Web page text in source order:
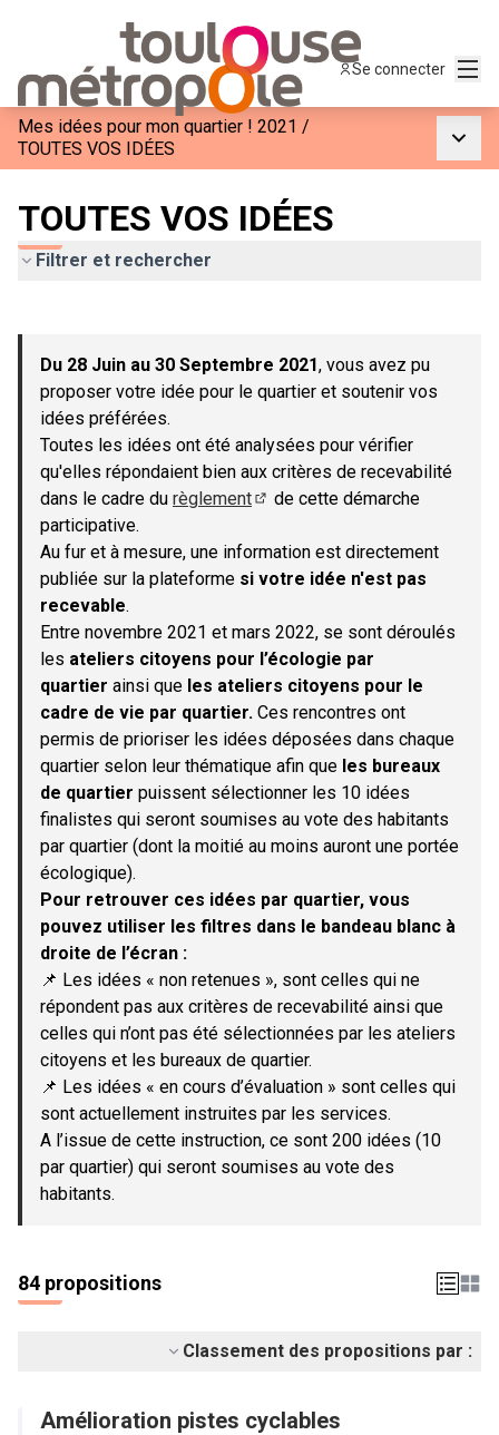
Se connecter
Mes idées pour mon quartier ! 2021 /
TOUTES VOS IDÉES
TOUTES VOS IDÉES
Filtrer et rechercher
−
Du 28 Juin au 30 Septembre 2021, vous avez pu
proposer votre idée pour le quartier et soutenir vos
idées préférées.
Toutes les idées ont été analysées pour vérifier
qu'elles répondaient bien aux critères de recevabilité
dans le cadre du règlement
de cette démarche
participative.
Au fur et à mesure, une information est directement
publiée sur la plateforme si votre idée n'est pas
recevable.
Entre novembre 2021 et mars 2022, se sont déroulés
les ateliers citoyens pour l’écologie par
quartier ainsi que les ateliers citoyens pour le
cadre de vie par quartier. Ces rencontres ont
permis de prioriser les idées déposées dans chaque
quartier selon leur thématique afin que les bureaux
de quartier puissent sélectionner les 10 idées
finalistes qui seront soumises au vote des habitants
par quartier (dont la moitié au moins auront une portée
écologique).
Pour retrouver ces idées par quartier, vous
pouvez utiliser les filtres dans le bandeau blanc à
droite de l’écran :
📌 Les idées « non retenues », sont celles qui ne
répondent pas aux critères de recevabilité ainsi que
celles qui n’ont pas été sélectionnées par les ateliers
citoyens et les bureaux de quartier.
📌 Les idées « en cours d’évaluation » sont celles qui
sont actuellement instruites par les services.
A l’issue de cette instruction, ce sont 200 idées (10
par quartier) qui seront soumises au vote des
habitants.
84 propositions
Classement des propositions par :
Amélioration pistes cyclables